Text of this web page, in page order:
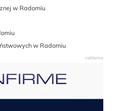
w Radomiu
w Radomiu